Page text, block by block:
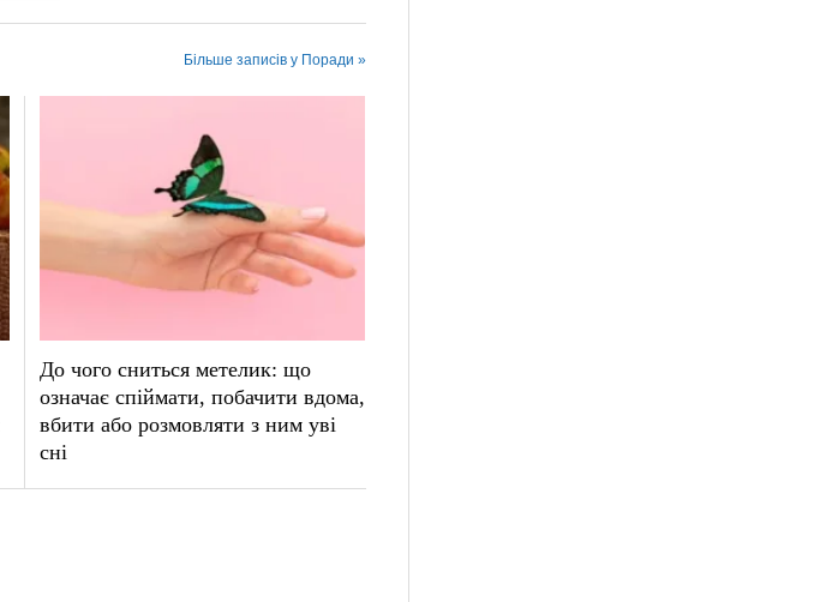
Більше записів у Поради »
До чого сниться метелик: що
означає спіймати, побачити вдома,
вбити або розмовляти з ним уві
сні